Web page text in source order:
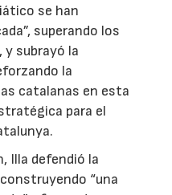
se han
superando los
y subrayó la
la
catalanas en esta
para el
Illa defendió la
“una